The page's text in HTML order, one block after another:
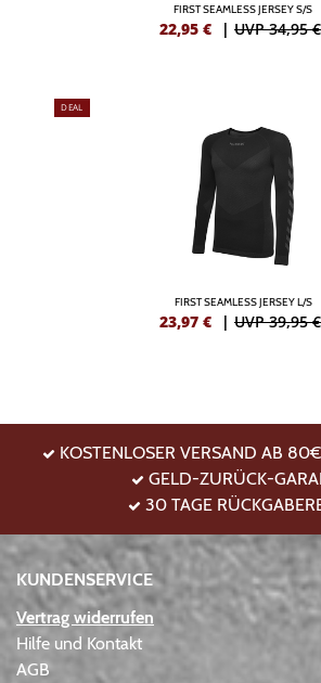
FIRST SEAMLESS JERSEY S/S
22,95 € | UVP 34,95 €
DEAL
FIRST SEAMLESS JERSEY L/S
23,97 € | UVP 39,95 €
KOSTENLOSER VERSAND AB
GELD-ZURÜCK-
30 TAGE
KUNDENSERVICE
Vertrag widerrufen
Hilfe und Kontakt
AGB